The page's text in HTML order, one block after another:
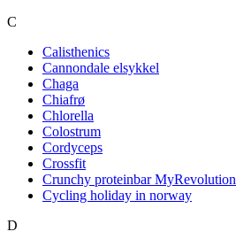
C
Calisthenics
Cannondale elsykkel
Chaga
Chiafrø
Chlorella
Colostrum
Cordyceps
Crossfit
Crunchy proteinbar MyRevolution
Cycling holiday in norway
D